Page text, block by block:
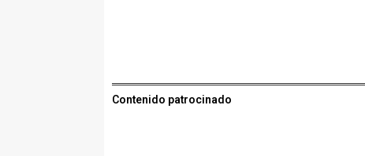
Contenido patrocinado